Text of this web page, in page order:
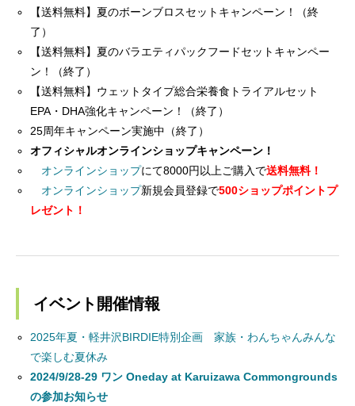
【送料無料】夏のボーンブロスセットキャンペーン！（終
了）
【送料無料】夏のバラエティパックフードセットキャンペー
ン！（終了）
【送料無料】ウェットタイプ総合栄養食トライアルセット
EPA・DHA強化キャンペーン！（終了）
25周年キャンペーン実施中（終了）
オフィシャルオンラインショップキャンペーン！
オンラインショップにて8000円以上ご購入で送料無料！
オンラインショップ新規会員登録で500ショップポイントプ
レゼント！
イベント開催情報
2025年夏・軽井沢BIRDIE特別企画 家族・わんちゃんみんな
で楽しむ夏休み
2024/9/28-29 ワン Oneday at Karuizawa Commongrounds
の参加お知らせ